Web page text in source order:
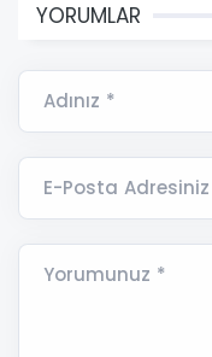
YORUMLAR
Adınız *
E-Posta
Yorumunuz *